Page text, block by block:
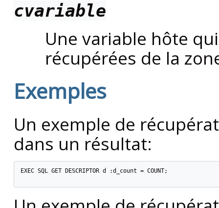
cvariable
Une variable hôte
récupérées de la
Exemples
Un exemple de
dans un résultat:
EXEC SQL GET DESCRIPTOR d :d_count = COUNT;